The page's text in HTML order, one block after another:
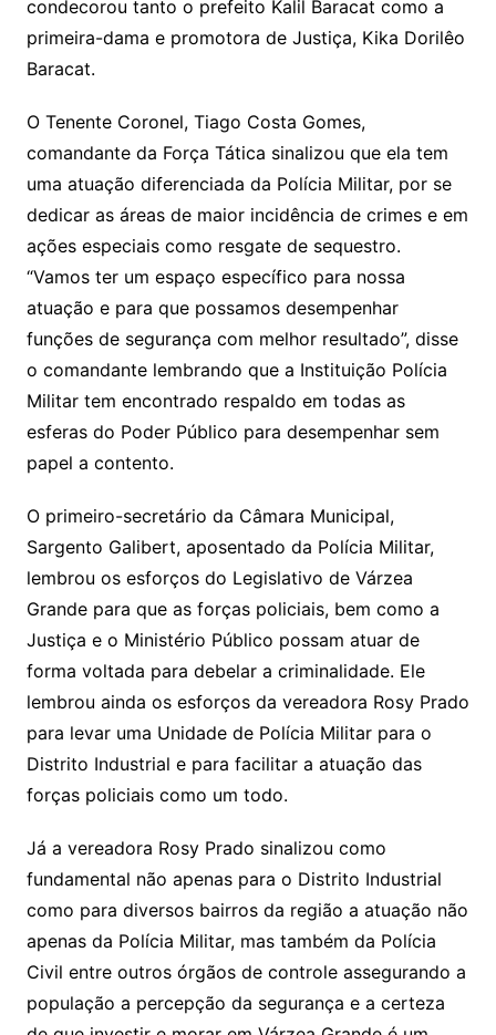
condecorou tanto o prefeito Kalil Baracat como a
primeira-dama e promotora de Justiça, Kika Dorilêo
Baracat.
O Tenente Coronel, Tiago Costa Gomes,
comandante da Força Tática sinalizou que ela tem
uma atuação diferenciada da Polícia Militar, por se
dedicar as áreas de maior incidência de crimes e em
ações especiais como resgate de sequestro.
“Vamos ter um espaço específico para nossa
atuação e para que possamos desempenhar
funções de segurança com melhor resultado”, disse
o comandante lembrando que a Instituição Polícia
Militar tem encontrado respaldo em todas as
esferas do Poder Público para desempenhar sem
papel a contento.
O primeiro-secretário da Câmara Municipal,
Sargento Galibert, aposentado da Polícia Militar,
lembrou os esforços do Legislativo de Várzea
Grande para que as forças policiais, bem como a
Justiça e o Ministério Público possam atuar de
forma voltada para debelar a criminalidade. Ele
lembrou ainda os esforços da vereadora Rosy Prado
para levar uma Unidade de Polícia Militar para o
Distrito Industrial e para facilitar a atuação das
forças policiais como um todo.
Já a vereadora Rosy Prado sinalizou como
fundamental não apenas para o Distrito Industrial
como para diversos bairros da região a atuação não
apenas da Polícia Militar, mas também da Polícia
Civil entre outros órgãos de controle assegurando a
população a percepção da segurança e a certeza